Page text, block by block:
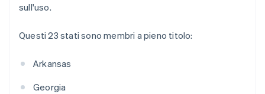
sull'uso.
Questi 23 stati sono membri a pieno titolo:
Arkansas
Georgia